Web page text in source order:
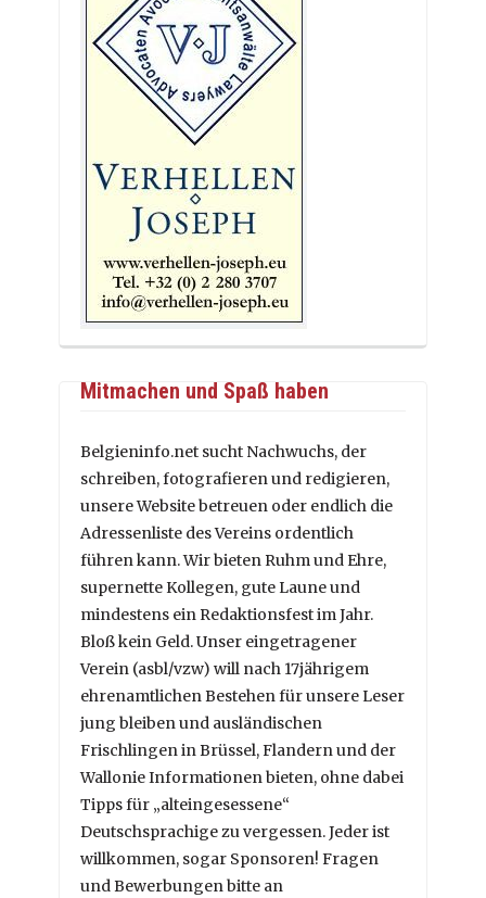
Mitmachen und Spaß haben
Belgieninfo.net sucht Nachwuchs, der
schreiben, fotografieren und redigieren,
unsere Website betreuen oder endlich die
Adressenliste des Vereins ordentlich
führen kann. Wir bieten Ruhm und Ehre,
supernette Kollegen, gute Laune und
mindestens ein Redaktionsfest im Jahr.
Bloß kein Geld. Unser eingetragener
Verein (asbl/vzw) will nach 17jährigem
ehrenamtlichen Bestehen für unsere Leser
jung bleiben und ausländischen
Frischlingen in Brüssel, Flandern und der
Wallonie Informationen bieten, ohne dabei
Tipps für „alteingesessene“
Deutschsprachige zu vergessen. Jeder ist
willkommen, sogar Sponsoren! Fragen
und Bewerbungen bitte an